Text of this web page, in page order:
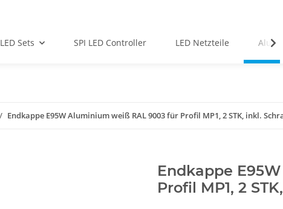
LED Sets SPI LED Controller LED Netzteile Alu-
Endkappe E95W Aluminium weiß RAL 9003 für Profil MP1, 2 STK, inkl.
Endkappe
Profil MP1, 2